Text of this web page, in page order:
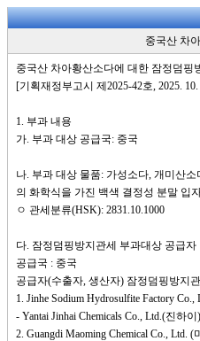
중국산 차
중국산 차아황산소다에 대한 잠정덤핑
[기획재정부고시 제2025-42호, 2025. 10.
1. 부과 내용
가. 부과 대상 공급국: 중국
나. 부과 대상 물품: 가성소다, 개미산
의 화학식을 가진 백색 결정성 분말 입
ㅇ 관세분류(HSK): 2831.10.1000
다. 잠정덤핑방지관세 부과대상 공급
공급국 : 중국
공급자(수출자, 생산자) 잠정덤핑방지
1. Jinhe Sodium Hydrosulfite Factory
- Yantai Jinhai Chemicals Co., Ltd.(진하이)
2. Guangdi Maoming Chemical Co., Ltd.